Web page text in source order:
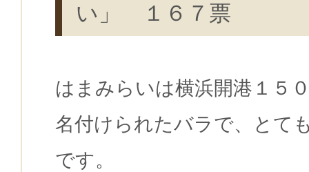
い」 １６７票
はまみらいは横浜開港１５
名付けられたバラで、とて
です。